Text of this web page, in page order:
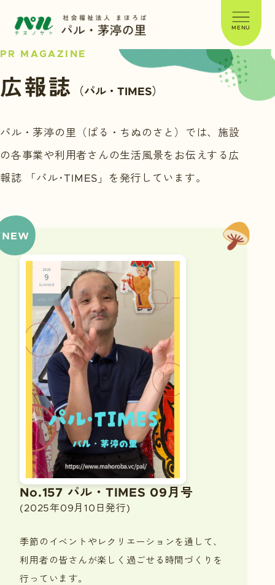
MENU
PR MAGAZINE
広報誌 （パル・TIMES）
パル・茅渟の里（ぱる・ちぬのさと）では、 施設
の各事業や利用者さんの生活風景をお伝えする 広
報誌 「パル･TIMES」を発行しています。
最新号
No.157 パル・TIMES 09月号
(2025年09月10日発行)
季節のイベントやレクリエーションを通して、
利用者の皆さんが楽しく過ごせる時間づくりを
行っています。